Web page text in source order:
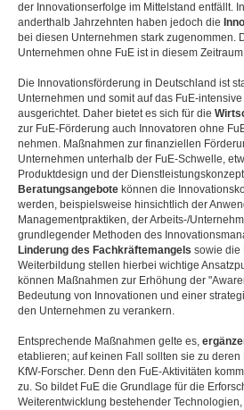
der Innovationserfolge im Mittelstand entfällt.
anderthalb Jahrzehnten haben jedoch die
bei diesen Unternehmen stark zugenommen.
Unternehmen ohne FuE ist in diesem
Die Innovationsförderung in Deutschland ist
Unternehmen und somit auf das FuE-
ausgerichtet. Daher bietet es sich für die
zur FuE-Förderung auch Innovatoren ohne
nehmen. Maßnahmen zur finanziellen
Unternehmen unterhalb der FuE-Schwelle,
Produktdesign und der
Beratungsangebote können die
werden, beispielsweise hinsichtlich der
Managementpraktiken, der Arbeits-/
grundlegender Methoden des
Linderung des Fachkräftemangels sowie die
Weiterbildung stellen hierbei wichtige
können Maßnahmen zur Erhöhung der
Bedeutung von Innovationen und einer
den Unternehmen zu verankern.
Entsprechende Maßnahmen gelte es,
etablieren; auf keinen Fall sollten sie zu
KfW-Forscher. Denn den FuE-Aktivitäten
zu. So bildet FuE die Grundlage für die
Weiterentwicklung bestehender